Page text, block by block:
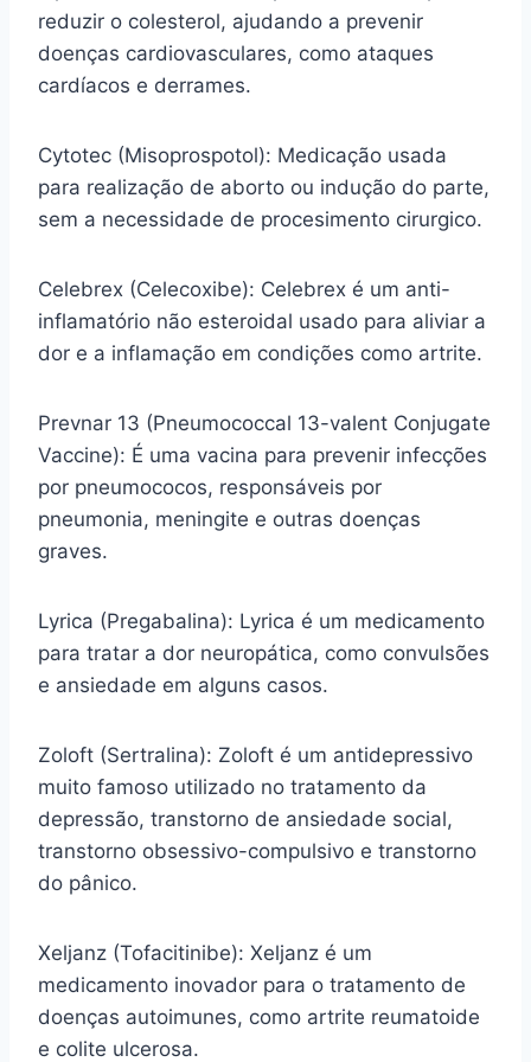
reduzir o colesterol, ajudando a prevenir
doenças cardiovasculares, como ataques
cardíacos e derrames.
Cytotec (Misoprospotol): Medicação usada
para realização de aborto ou indução do parte,
sem a necessidade de procesimento cirurgico.
Celebrex (Celecoxibe): Celebrex é um anti-
inflamatório não esteroidal usado para aliviar a
dor e a inflamação em condições como artrite.
Prevnar 13 (Pneumococcal 13-valent Conjugate
Vaccine): É uma vacina para prevenir infecções
por pneumococos, responsáveis por
pneumonia, meningite e outras doenças
graves.
Lyrica (Pregabalina): Lyrica é um medicamento
para tratar a dor neuropática, como convulsões
e ansiedade em alguns casos.
Zoloft (Sertralina): Zoloft é um antidepressivo
muito famoso utilizado no tratamento da
depressão, transtorno de ansiedade social,
transtorno obsessivo-compulsivo e transtorno
do pânico.
Xeljanz (Tofacitinibe): Xeljanz é um
medicamento inovador para o tratamento de
doenças autoimunes, como artrite reumatoide
e colite ulcerosa.